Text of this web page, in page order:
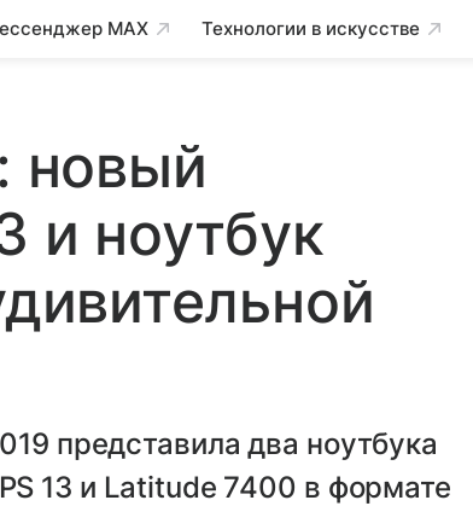
MAX Технологии в искусстве
новый
и ноутбук
представила два ноутбука
13 и Latitude 7400 в формате